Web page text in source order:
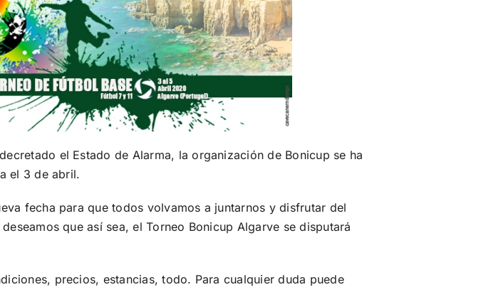
el Estado de Alarma, la organización de Bonicup se ha
el 3 de abril.
fecha para que todos volvamos a juntarnos y disfrutar del
que así sea, el Torneo Bonicup Algarve se disputará
precios, estancias, todo. Para cualquier duda puede